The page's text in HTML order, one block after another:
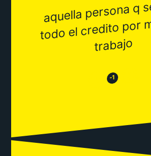
aquella persona q
todo el
mi
trabajo
😒 -1 😂